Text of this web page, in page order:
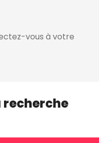
vous à votre
recherche